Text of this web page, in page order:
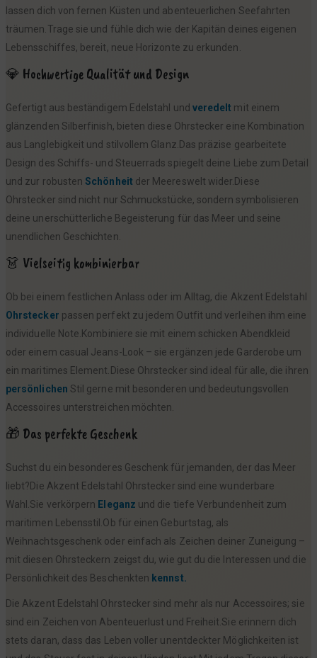
€
lassen dich von fernen Küsten und abenteuerlichen Seefahrten
träumen.Trage sie und fühle dich wie der Kapitän deines eigenen
Lebensschiffes, bereit, neue Horizonte zu erkunden.
💎 Hochwertige Qualität und Design
Gefertigt aus beständigem Edelstahl und veredelt mit einem
glänzenden Silberfinish, bieten diese Ohrstecker eine Kombination
aus Langlebigkeit und stilvollem Glanz.Das präzise gearbeitete
Design des Schiffs- und Steuerrads spiegelt deine Liebe zum Detail
und zur robustenSchönheit der Meereswelt wider.Diese
Ohrstecker sind nicht nur Schmuckstücke, sondern symbolisieren
deine unerschütterliche Begeisterung für das Meer und seine
unendlichen Geschichten.
👗 Vielseitig kombinierbar
Ob bei einem festlichen Anlass oder im Alltag, die Akzent Edelstahl
Ohrstecker passen perfekt zu jedem Outfit und verleihen ihm eine
individuelle Note.Kombiniere sie mit einem schicken Abendkleid
oder einem casual Jeans-Look – sie ergänzen jede Garderobe um
ein maritimes Element.Diese Ohrstecker sind ideal für alle, die ihren
persönlichen Stil gerne mit besonderen und bedeutungsvollen
Accessoires unterstreichen möchten.
🎁 Das perfekte Geschenk
Suchst du ein besonderes Geschenk für jemanden, der das Meer
liebt?Die Akzent Edelstahl Ohrstecker sind eine wunderbare
Wahl.Sie verkörpern Eleganz und die tiefe Verbundenheit zum
maritimen Lebensstil.Ob für einen Geburtstag, als
Weihnachtsgeschenk oder einfach als Zeichen deiner Zuneigung –
mit diesen Ohrsteckern zeigst du, wie gut du die Interessen und die
Persönlichkeit des Beschenkten kennst.
Die Akzent Edelstahl Ohrstecker sind mehr als nur Accessoires; sie
sind ein Zeichen von Abenteuerlust und Freiheit.Sie erinnern dich
stets daran, dass das Leben voller unentdeckter Möglichkeiten ist